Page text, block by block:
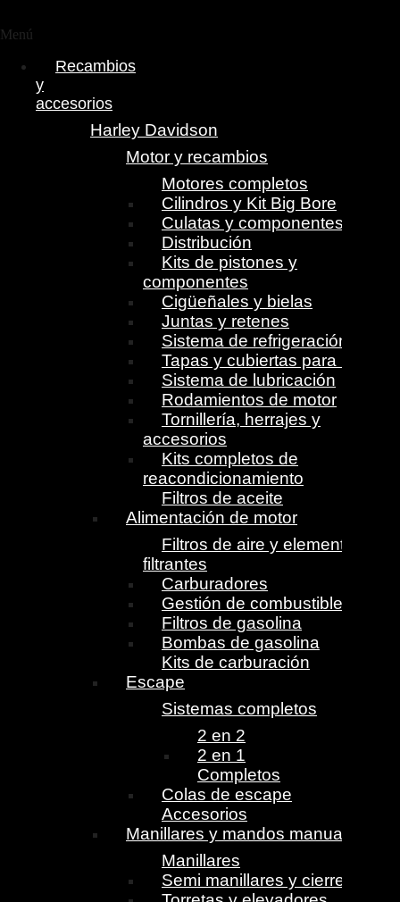
Menú
Recambios
y
accesorios
Harley Davidson
Motor y recambios
Motores completos
Cilindros y Kit Big Bore
Culatas y componentes
Distribución
Kits de pistones y
componentes
Cigüeñales y bielas
Juntas y retenes
Sistema de refrigeración
Tapas y cubiertas para motor
Sistema de lubricación
Rodamientos de motor
Tornillería, herrajes y
accesorios
Kits completos de
reacondicionamiento
Filtros de aceite
Alimentación de motor
Filtros de aire y elementos
filtrantes
Carburadores
Gestión de combustible
Filtros de gasolina
Bombas de gasolina
Kits de carburación
Escape
Sistemas completos
2 en 2
2 en 1
Completos
Colas de escape
Accesorios
Manillares y mandos manuales
Manillares
Semi manillares y cierres